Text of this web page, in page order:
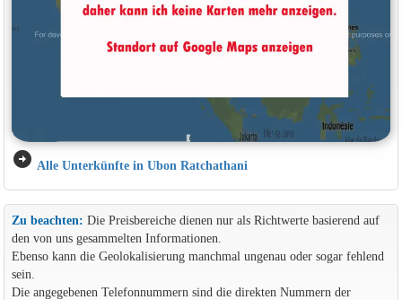
arrow_circle_right Alle Unterkünfte in Ubon Ratchathani
Zu beachten: Die Preisbereiche dienen nur als Richtwerte basierend auf
den von uns gesammelten Informationen.
Ebenso kann die Geolokalisierung manchmal ungenau oder sogar fehlend
sein.
Die angegebenen Telefonnummern sind die direkten Nummern der